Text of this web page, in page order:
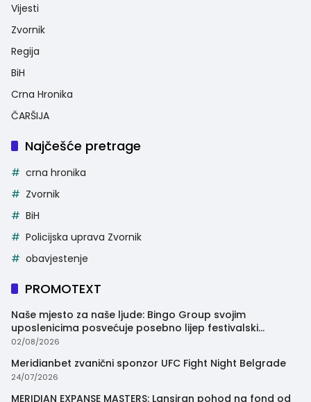
Vijesti
Zvornik
Regija
BiH
Crna Hronika
ČARŠIJA
Najčešće pretrage
crna hronika
Zvornik
BiH
Policijska uprava Zvornik
obavjestenje
PROMOTEXT
Naše mjesto za naše ljude: Bingo Group svojim
uposlenicima posvećuje posebno lijep festivalski
trenutak
02/08/2026
Meridianbet zvanični sponzor UFC Fight Night Belgrade
24/07/2026
MERIDIAN EXPANSE MASTERS: Lansiran pohod na fond od